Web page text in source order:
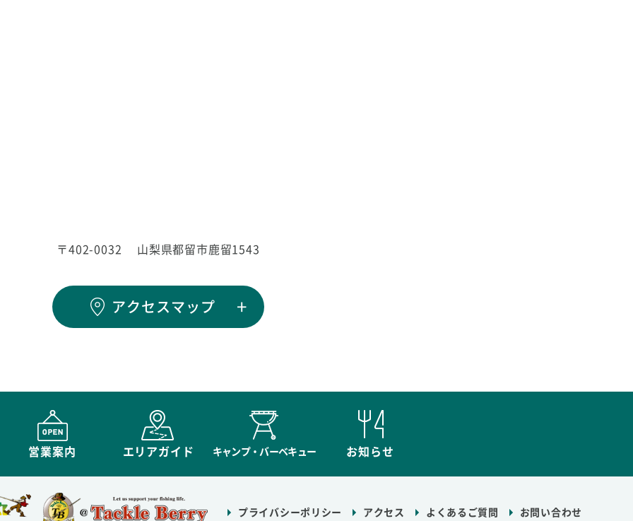
〒402-0032 山梨県都留市鹿留1543
アクセスマップ
営業案内 エリアガイド キャンプ・バーベキュー お知らせ
プライバシーポリシー アクセス よくあるご質問 お問い合わせ